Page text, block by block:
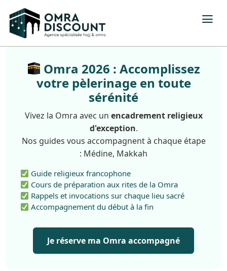
Omra 2026 : Accomplissez
votre pèlerinage en toute
sérénité
Vivez la Omra avec un encadrement religieux
d'exception.
Nos guides vous accompagnent à chaque étape
: Médine, Makkah
Guide religieux francophone
Cours de préparation aux rites de la Omra
Rappels et invocations sur chaque lieu sacré
Accompagnement du début à la fin
Je réserve ma Omra accompagné